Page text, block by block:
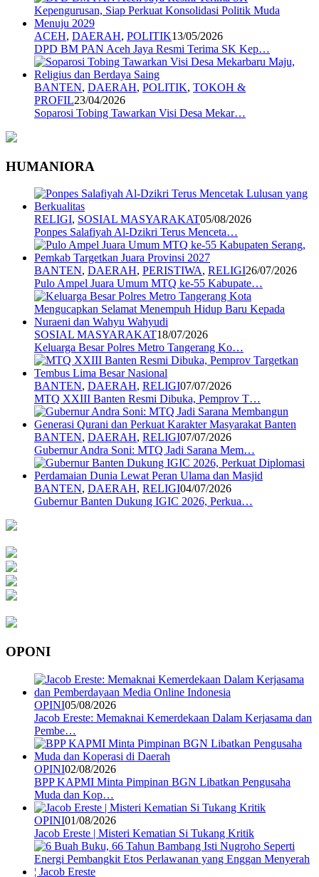
ACEH, DAERAH, POLITIK13/05/2026
DPD BM PAN Aceh Jaya Resmi Terima SK Kep…
BANTEN, DAERAH, POLITIK, TOKOH &
PROFIL23/04/2026
Soparosi Tobing Tawarkan Visi Desa Mekar…
HUMANIORA
RELIGI, SOSIAL MASYARAKAT05/08/2026
Ponpes Salafiyah Al-Dzikri Terus Menceta…
BANTEN, DAERAH, PERISTIWA, RELIGI26/07/2026
Pulo Ampel Juara Umum MTQ ke-55 Kabupate…
SOSIAL MASYARAKAT18/07/2026
Keluarga Besar Polres Metro Tangerang Ko…
BANTEN, DAERAH, RELIGI07/07/2026
MTQ XXIII Banten Resmi Dibuka, Pemprov T…
BANTEN, DAERAH, RELIGI07/07/2026
Gubernur Andra Soni: MTQ Jadi Sarana Mem…
BANTEN, DAERAH, RELIGI04/07/2026
Gubernur Banten Dukung IGIC 2026, Perkua…
OPONI
OPINI05/08/2026
Jacob Ereste: Memaknai Kemerdekaan Dalam Kerjasama dan
Pembe…
OPINI02/08/2026
BPP KAPMI Minta Pimpinan BGN Libatkan Pengusaha
Muda dan Kop…
OPINI01/08/2026
Jacob Ereste | Misteri Kematian Si Tukang Kritik